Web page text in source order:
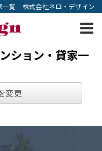
覧｜株式会社ネロ・デザイン
ション・貸家一
変更